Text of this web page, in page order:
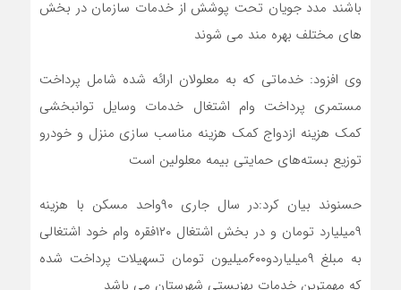
باشند مدد جویان تحت پوشش از خدمات سازمان در بخش
های مختلف بهره مند می شوند
وی افزود: خدماتی که به معلولان ارائه شده شامل پرداخت
مستمری پرداخت وام اشتغال خدمات وسایل توانبخشی
کمک هزینه ازدواج کمک هزینه مناسب سازی منزل و خودرو
توزیع بسته‌های حمایتی بیمه معلولین است
حسنوند بیان کرد:در سال جاری ۹۰واحد مسکن با هزینه
۹میلیارد تومان و در بخش اشتغال ۱۲۰فقره وام خود اشتغالی
به مبلغ ۹میلیاردو۶۰۰میلیون تومان تسهیلات پرداخت شده
که مهمترین خدمات بهزیستی شهرستان می باشد